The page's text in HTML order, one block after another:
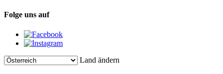
Folge uns auf
Land ändern